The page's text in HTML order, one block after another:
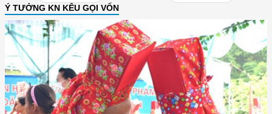
Ý TƯỞNG KN KÊU GỌI VỐN